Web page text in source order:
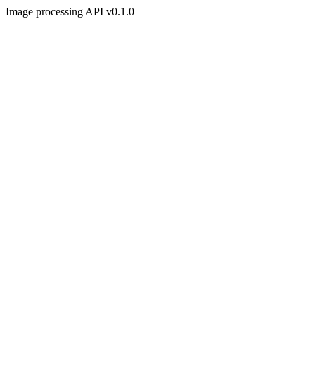
Image processing API v0.1.0